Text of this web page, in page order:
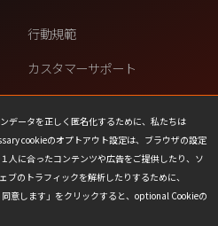
データを正しく匿名化するために、私たちは
cookieのオプトアウト設定は、ブラウザの設定
人に合ったコンテンツや広告をご提供したり、ソ
のトラフィックを解析したりするために、
意します」をクリックすると、optional Cookieの
行動規範
カスタマーサポート
個人情報の販売や共有を許可し
ない
プレスリリース
お問い合わせ